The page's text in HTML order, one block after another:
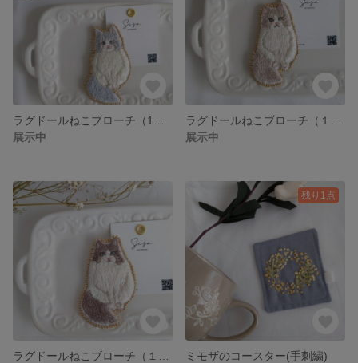
展示中
展示中
残り1点
ミモザのコースター(手刺繍)